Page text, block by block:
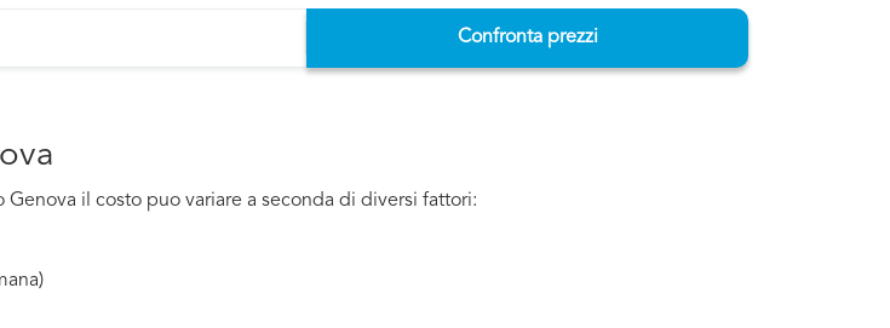
Confronta prezzi
il costo puo variare a seconda di diversi fattori: